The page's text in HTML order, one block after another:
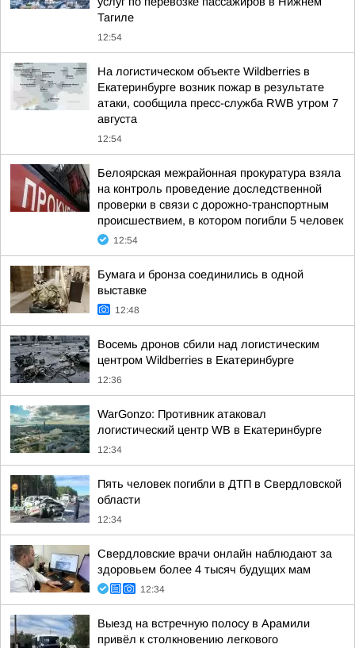
Тагиле
12:54
На логистическом объекте Wildberries в
Екатеринбурге возник пожар в результате
атаки, сообщила пресс-служба RWB утром 7
августа
12:54
Белоярская межрайонная прокуратура взяла
на контроль проведение доследственной
проверки в связи с дорожно-транспортным
происшествием, в котором погибли 5 человек
12:54
Бумага и бронза соединились в одной
выставке
12:48
Восемь дронов сбили над логистическим
центром Wildberries в Екатеринбурге
12:36
WarGonzo: Противник атаковал
логистический центр WB в Екатеринбурге
12:34
Пять человек погибли в ДТП в Свердловской
области
12:34
Свердловские врачи онлайн наблюдают за
здоровьем более 4 тысяч будущих мам
12:34
Выезд на встречную полосу в Арамили
привёл к столкновению легкового